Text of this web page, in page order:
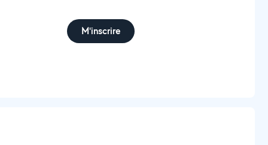
M'inscrire